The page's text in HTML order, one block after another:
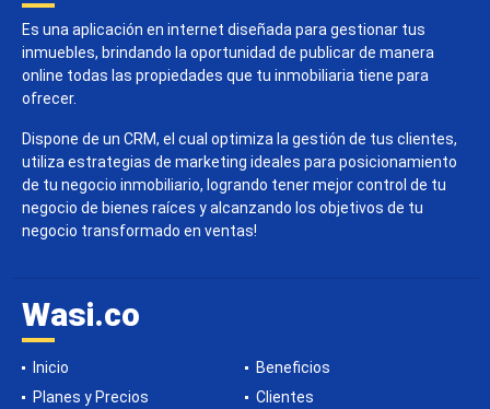
Es una aplicación en internet diseñada para gestionar tus
inmuebles, brindando la oportunidad de publicar de manera
online todas las propiedades que tu inmobiliaria tiene para
ofrecer.
Dispone de un CRM, el cual optimiza la gestión de tus clientes,
utiliza estrategias de marketing ideales para posicionamiento
de tu negocio inmobiliario, logrando tener mejor control de tu
negocio de bienes raíces y alcanzando los objetivos de tu
negocio transformado en ventas!
Wasi.co
Inicio
Beneficios
Planes y Precios
Clientes